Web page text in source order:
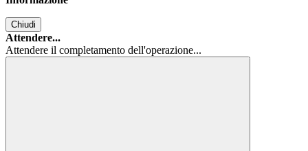
Chiudi
Attendere...
Attendere il completamento dell'operazione...